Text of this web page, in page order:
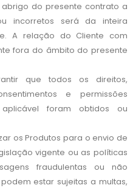
do presente contrato a
incorretos será da inteira
A relação do Cliente com
fora do âmbito do presente
que todos os direitos,
e permissões
foram obtidos ou
os Produtos para o envio de
vigente ou as políticas
fraudulentas ou não
estar sujeitas a multas,